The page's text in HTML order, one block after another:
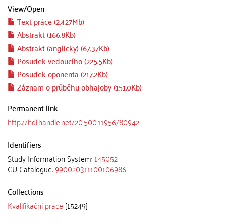
View/Open
Text práce (2.427Mb)
Abstrakt (166.8Kb)
Abstrakt (anglicky) (67.37Kb)
Posudek vedoucího (225.5Kb)
Posudek oponenta (217.2Kb)
Záznam o průběhu obhajoby (151.0Kb)
Permanent link
http://hdl.handle.net/20.500.11956/80942
Identifiers
Study Information System:145052
CU Catalogue:990020311100106986
Collections
Kvalifikační práce [15249]